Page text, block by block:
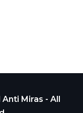
Miras - All